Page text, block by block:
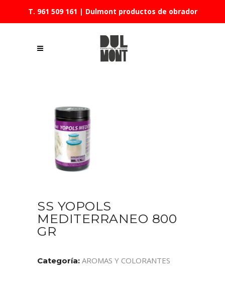
T. 961 509 161 | Dulmont productos de obrador
SS YOPOLS
MEDITERRANEO 800
GR
Categoría: AROMAS Y COLORANTES